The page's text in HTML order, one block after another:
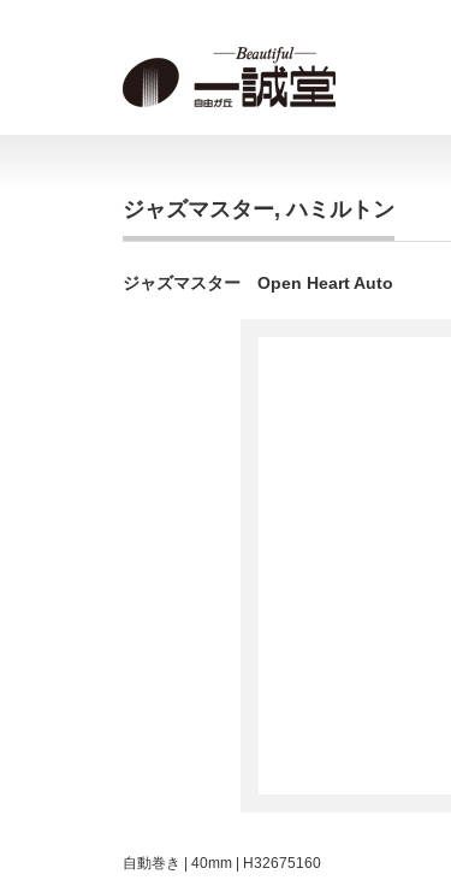
ジャズマスター,ハミルトン
ジャズマスター Open Heart Auto
自動巻き | 40mm | H32675160